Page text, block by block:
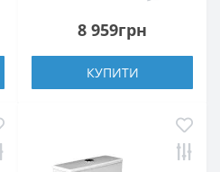
8 959грн
КУПИТИ